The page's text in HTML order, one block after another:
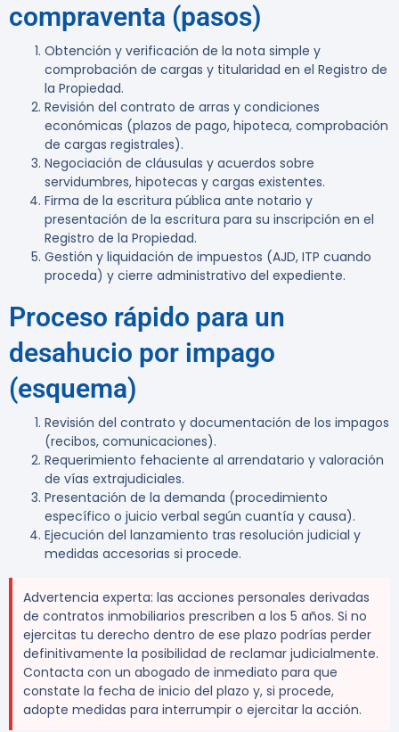
compraventa (pasos)
Obtención y verificación de la nota simple y
comprobación de cargas y titularidad en el Registro de
la Propiedad.
Revisión del contrato de arras y condiciones
económicas (plazos de pago, hipoteca, comprobación
de cargas registrales).
Negociación de cláusulas y acuerdos sobre
servidumbres, hipotecas y cargas existentes.
Firma de la escritura pública ante notario y
presentación de la escritura para su inscripción en el
Registro de la Propiedad.
Gestión y liquidación de impuestos (AJD, ITP cuando
proceda) y cierre administrativo del expediente.
Proceso rápido para un
desahucio por impago
(esquema)
Revisión del contrato y documentación de los impagos
(recibos, comunicaciones).
Requerimiento fehaciente al arrendatario y valoración
de vías extrajudiciales.
Presentación de la demanda (procedimiento
específico o juicio verbal según cuantía y causa).
Ejecución del lanzamiento tras resolución judicial y
medidas accesorias si procede.
Advertencia experta: las acciones personales derivadas
de contratos inmobiliarios prescriben a los 5 años. Si no
ejercitas tu derecho dentro de ese plazo podrías perder
definitivamente la posibilidad de reclamar judicialmente.
Contacta con un abogado de inmediato para que
constate la fecha de inicio del plazo y, si procede,
adopte medidas para interrumpir o ejercitar la acción.